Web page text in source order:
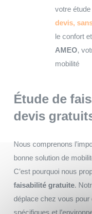
votre
devis,
le confort
AMEO,
mobilité
Étude de
devis
Nous comprenons
bonne solution de
C’est pourquoi nous
faisabilité gratuite.
déplace chez vous
spécifiques et